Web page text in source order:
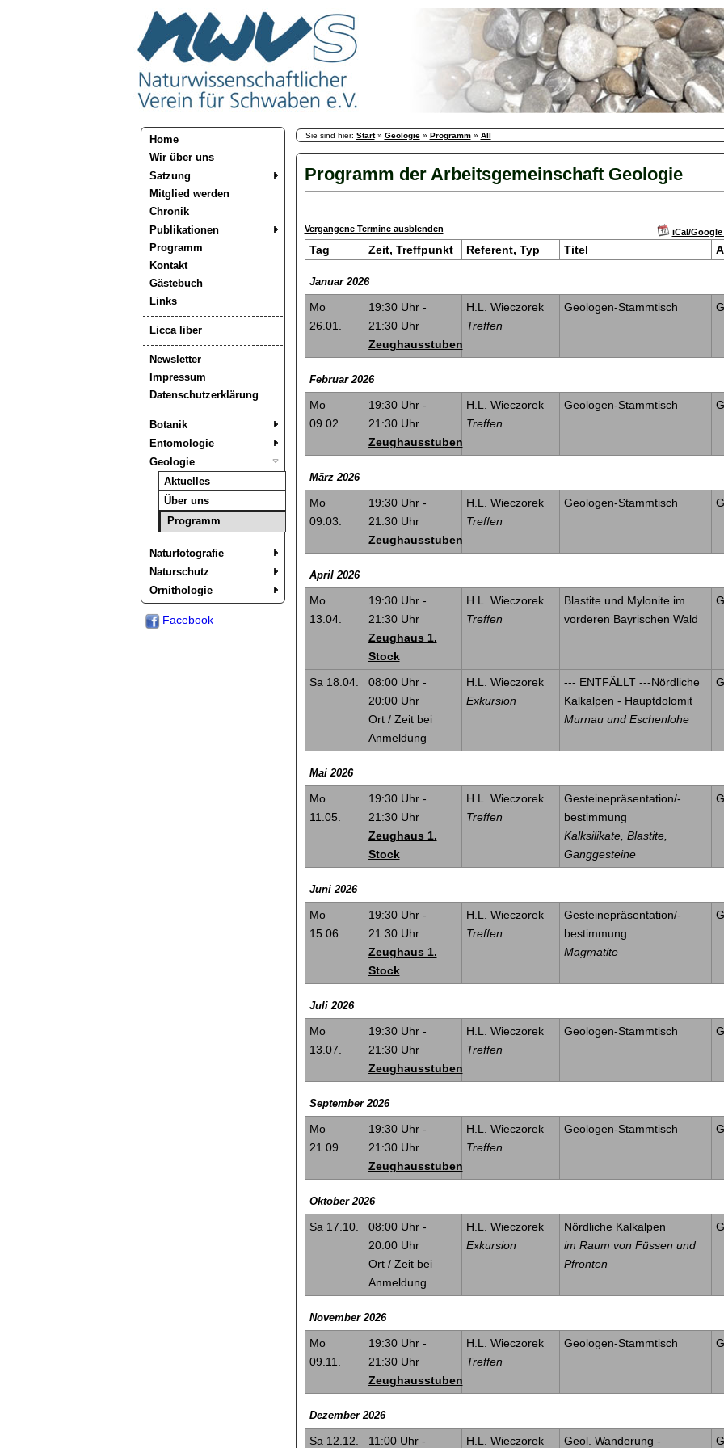
Home
Wir über uns
Satzung
Mitglied werden
Chronik
Publikationen
Programm
Kontakt
Gästebuch
Links
Licca liber
Newsletter
Impressum
Datenschutzerklärung
Botanik
Entomologie
Geologie
Aktuelles
Über uns
Programm
Naturfotografie
Naturschutz
Ornithologie
Facebook
Sie sind hier: Start» Geologie» Programm» All
Programm der Arbeitsgemeinschaft Geologie
iCal/Google
Vergangene Termine ausblenden
Tag Zeit, Treffpunkt Referent, Typ Titel
Januar 2026
Mo
26.01.
19:30 Uhr-
21:30 Uhr
Zeughausstuben
H.L. Wieczorek
Treffen
Geologen-Stammtisch
Februar 2026
Mo
09.02.
19:30 Uhr-
21:30 Uhr
Zeughausstuben
H.L. Wieczorek
Treffen
Geologen-Stammtisch
März 2026
Mo
09.03.
19:30 Uhr-
21:30 Uhr
Zeughausstuben
H.L. Wieczorek
Treffen
Geologen-Stammtisch
April 2026
Mo
13.04.
19:30 Uhr-
21:30 Uhr
Zeughaus 1.
Stock
H.L. Wieczorek
Treffen
Blastite und Mylonite im
vorderen Bayrischen Wald
Sa 18.04. 08:00 Uhr-
20:00 Uhr
Ort / Zeit bei
Anmeldung
H.L. Wieczorek
Exkursion
--- ENTFÄLLT ---Nördliche
Kalkalpen - Hauptdolomit
Murnau und Eschenlohe
Mai 2026
Mo
11.05.
19:30 Uhr-
21:30 Uhr
Zeughaus 1.
Stock
H.L. Wieczorek
Treffen
Gesteinepräsentation/-
bestimmung
Kalksilikate, Blastite,
Ganggesteine
Juni 2026
Mo
15.06.
19:30 Uhr-
21:30 Uhr
Zeughaus 1.
Stock
H.L. Wieczorek
Treffen
Gesteinepräsentation/-
bestimmung
Magmatite
Juli 2026
Mo
13.07.
19:30 Uhr-
21:30 Uhr
Zeughausstuben
H.L. Wieczorek
Treffen
Geologen-Stammtisch
September 2026
Mo
21.09.
19:30 Uhr-
21:30 Uhr
Zeughausstuben
H.L. Wieczorek
Treffen
Geologen-Stammtisch
Oktober 2026
Sa 17.10. 08:00 Uhr-
20:00 Uhr
Ort / Zeit bei
Anmeldung
H.L. Wieczorek
Exkursion
Nördliche Kalkalpen
im Raum von Füssen und
Pfronten
November 2026
Mo
09.11.
19:30 Uhr-
21:30 Uhr
Zeughausstuben
H.L. Wieczorek
Treffen
Geologen-Stammtisch
Dezember 2026
Sa 12.12. 11:00 Uhr- H.L. Wieczorek Geol. Wanderung -